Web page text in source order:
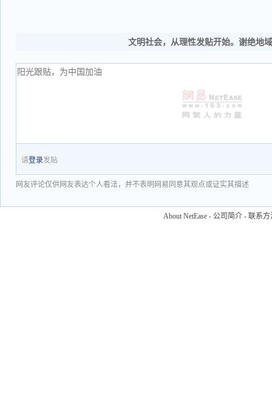
文明社会，从理性发贴开始。谢绝地
请登录发贴
网友评论仅供网友表达个人看法，并不表明网易同意其观点或证实其描述
About NetEase - 公司简介 - 联系方